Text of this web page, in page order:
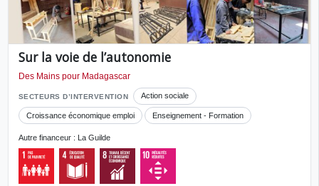
Sur la voie de l’autonomie
Des Mains pour Madagascar
SECTEURS D’INTERVENTION Action sociale
Croissance économique emploi Enseignement - Formation
Autre financeur : La Guilde